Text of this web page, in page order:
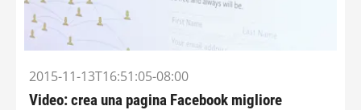
2015-11-13T16:51:05-08:00
Video: crea una pagina Facebook migliore